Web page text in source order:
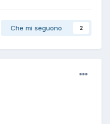
Che mi seguono 2